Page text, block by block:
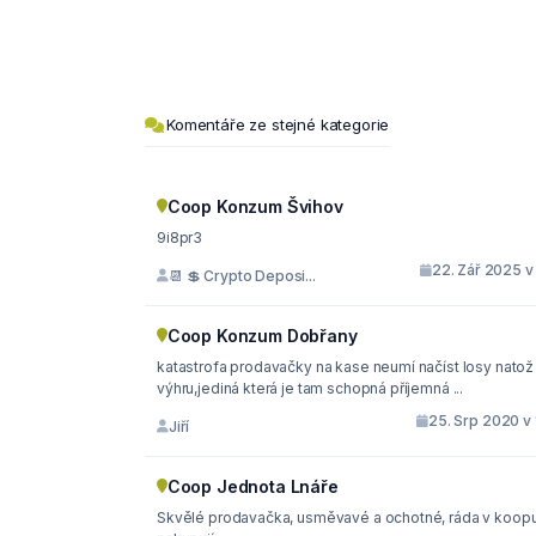
Komentáře ze stejné kategorie
Coop Konzum Švihov
9i8pr3
📆 💲 Crypto Deposi... 22. Zář 2025 v
Coop Konzum Dobřany
katastrofa prodavačky na kase neumí načíst losy natož
výhru,jediná která je tam schopná příjemná ...
Jiří 25. Srp 2020 v
Coop Jednota Lnáře
Skvělé prodavačka, usměvavé a ochotné, ráda v